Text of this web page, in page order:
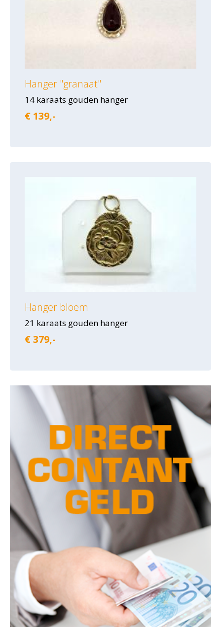
Hanger "granaat"
14 karaats gouden hanger
€ 139,-
Hanger bloem
21 karaats gouden hanger
€ 379,-